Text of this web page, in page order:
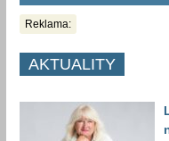
Reklama:
AKTUALITY